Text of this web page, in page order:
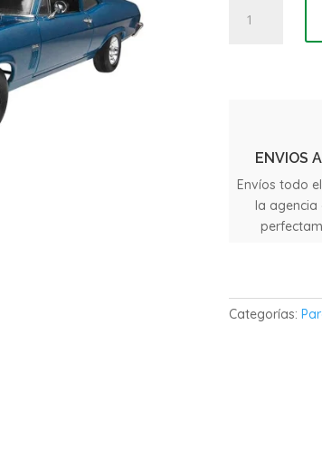
Templado
ENVIOS
Envíos todo
la agencia
Categorías: